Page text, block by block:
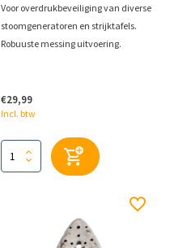
Voor overdrukbeveiliging van diverse
stoomgeneratoren en strijktafels.
Robuuste messing uitvoering.
€29,99
Incl. btw